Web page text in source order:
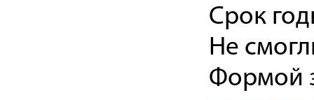
Срок
Не
Формой